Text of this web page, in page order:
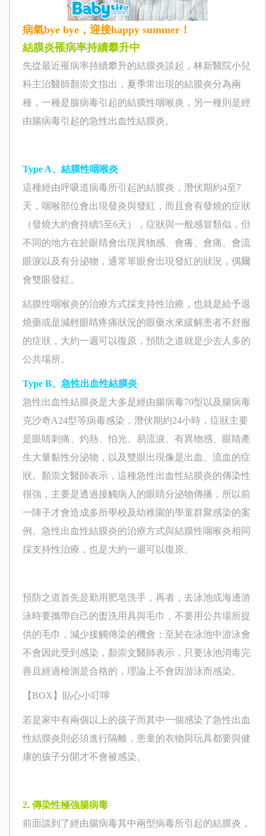
病氣bye bye，迎接happy summer！
結膜炎罹病率持續攀升中
先從最近罹病率持續攀升的結膜炎談起，林新醫院小兒
科主治醫師顏崇文指出，夏季常出現的結膜炎分為兩
種，一種是腺病毒引起的結膜性咽喉炎，另一種則是經
由腸病毒引起的急性出血性結膜炎。
Type A、結膜性咽喉炎
這種經由呼吸道病毒所引起的結膜炎，潛伏期約4至7
天，咽喉部位會出現發炎與發紅，而且會有發燒的症狀
（發燒大約會持續5至6天），症狀與一般感冒類似，但
不同的地方在於眼睛會出現異物感、會癢、會痛、會流
眼淚以及有分泌物，通常單眼會出現發紅的狀況，偶爾
會雙眼發紅。
結膜性咽喉炎的治療方式採支持性治療，也就是給予退
燒藥或是減輕眼睛疼痛狀況的眼藥水來緩解患者不舒服
的症狀，大約一週可以復原，預防之道就是少去人多的
公共場所。
Type B、急性出血性結膜炎
急性出血性結膜炎是大多是經由腸病毒70型以及 腸病毒
克沙奇A24型等病毒感染， 潛伏期約24小時， 症狀主要
是眼睛刺痛、灼熱、怕光、易流淚、有異物感、眼睛產
生大量黏性分泌物，以及雙眼出現像是出血、流血的症
狀。 顏崇文醫師表示，這種急性出血性結膜炎的傳染性
很強， 主要是透過接觸病人的眼睛分泌物傳播，所以前
一陣子才會造成多所學校及幼稚園的學童群聚感染的案
例。 急性出血性結膜炎的治療方式與結膜性咽喉炎相同
採支持性治療，也是大約一週可以復原。
預防之道首先是勤用肥皂洗手，再者，去泳池或海邊游
泳時要攜帶自己的盥洗用具與毛巾，不要用公共場所提
供的毛巾，減少接觸傳染的機會；至於在泳池中游泳會
不會因此受到感染， 顏崇文醫師表示，只要泳池消毒完
善且經過檢測是合格的， 理論上不會因游泳而感染。
【BOX】 貼心小叮嚀
若是家中有兩個以上的孩子而其中一個感染了急性出血
性結膜炎則必須進行隔離，患童的衣物與玩具都要與健
康的孩子分開才不會被感染。
2. 傳染性極強腸病毒
前面談到了經由腸病毒其中兩型病毒所引起的結膜炎，